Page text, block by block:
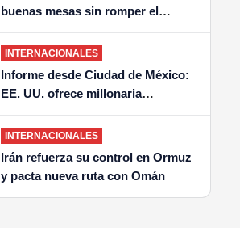
buenas mesas sin romper el
presupuesto
INTERNACIONALES
Informe desde Ciudad de México:
EE. UU. ofrece millonaria
recompensa por líderes del CJNG
INTERNACIONALES
Irán refuerza su control en Ormuz
y pacta nueva ruta con Omán